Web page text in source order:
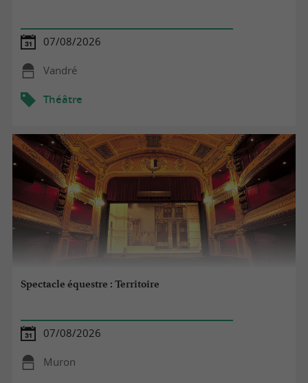
07/08/2026
Vandré
Théâtre
Spectacle équestre : Territoire
07/08/2026
Muron